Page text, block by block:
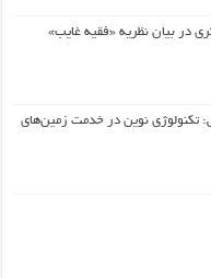
در بیان نظریه «فقیه غایب»
تکنولوژی نوین در خدمت زمین‌های